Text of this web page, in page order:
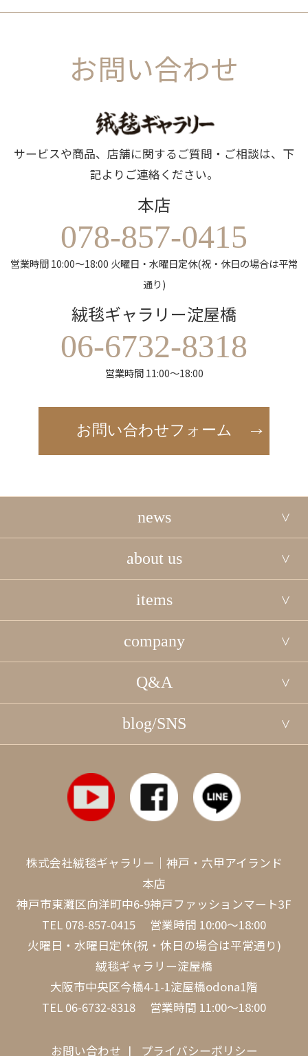
お問い合わせ
サービスや商品、店舗に関するご質問・ご相談は、下
記よりご連絡ください。
本店
078-857-0415
営業時間 10:00～18:00 火曜日・水曜日定休(祝・休日の場合は平常
通り)
絨毯ギャラリー淀屋橋
06-6732-8318
営業時間 11:00～18:00
お問い合わせフォーム
news
about us
items
company
Q&A
blog/SNS
株式会社絨毯ギャラリー｜神戸・六甲アイランド
本店
神戸市東灘区向洋町中6-9神戸ファッションマート3F
TEL 078-857-0415 営業時間 10:00～18:00
火曜日・水曜日定休(祝・休日の場合は平常通り)
絨毯ギャラリー淀屋橋
大阪市中央区今橋4-1-1淀屋橋odona1階
TEL 06-6732-8318 営業時間 11:00～18:00
お問い合わせ プライバシーポリシー